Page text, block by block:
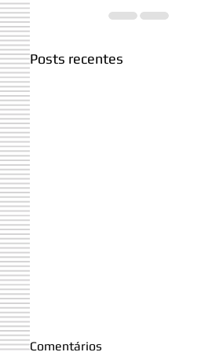
Posts recentes
Comentários